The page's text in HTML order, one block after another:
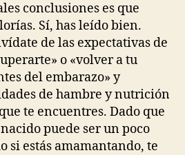
conclusiones es que
Sí, has leído bien.
de las expectativas de
o «volver a tu
del embarazo» y
de hambre y nutrición
te encuentres. Dado que
puede ser un poco
si estás amamantando, te